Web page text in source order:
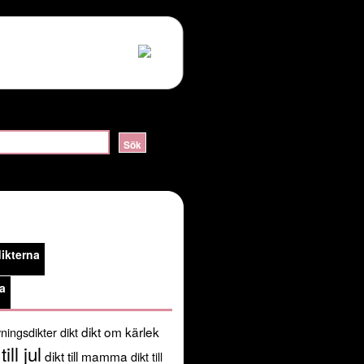
alert handshake failure in
share/pear:/usr/share/php') in
diktdikt om kärlek
jul dikt till mamma dikt till